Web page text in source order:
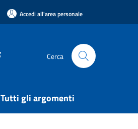
Accedi all'area personale
Cerca
Tutti gli argomenti